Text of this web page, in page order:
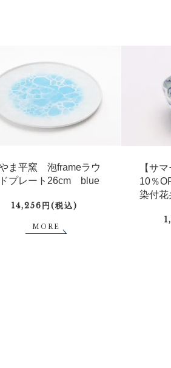
ま平窯 泡frameラウ
プレート26cm blue
14,256円(税込)
MORE
【サ
10％
染付